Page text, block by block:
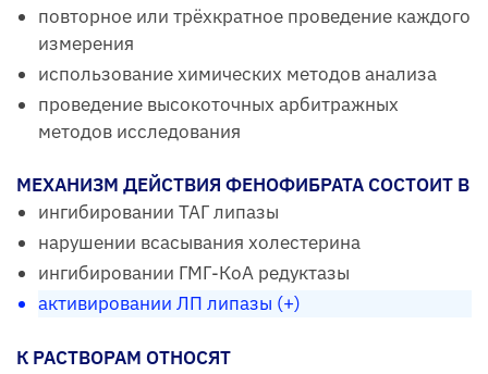
повторное или трёхкратное проведение каждого
измерения
использование химических методов анализа
проведение высокоточных арбитражных
методов исследования
МЕХАНИЗМ ДЕЙСТВИЯ ФЕНОФИБРАТА СОСТОИТ В
ингибировании ТАГ липазы
нарушении всасывания холестерина
ингибировании ГМГ-КоА редуктазы
активировании ЛП липазы (+)
К РАСТВОРАМ ОТНОСЯТ